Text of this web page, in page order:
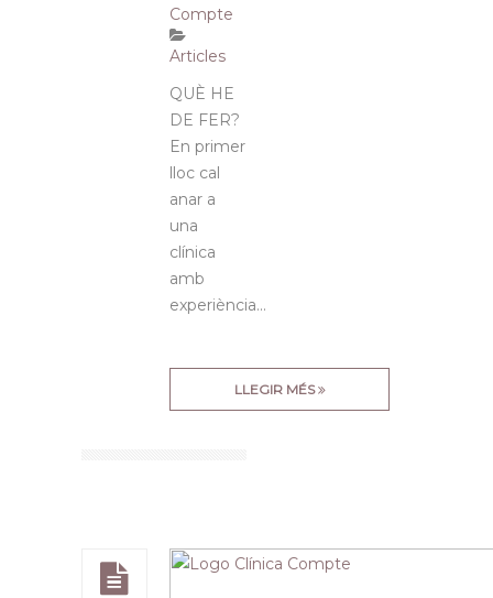
Compte
Articles
QUÈ HE
DE FER?
En primer
lloc cal
anar a
una
clínica
amb
experiència...
LLEGIR MÉS